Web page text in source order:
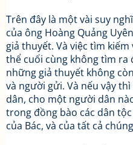
Trên đây là một vài suy
của ông Hoàng Quảng
giả thuyết. Và việc tìm
thể cuối cùng không tìm ra
những giả thuyết không
và người gửi. Và nếu vậy
dân, cho một người dân
trong đồng bào các dân
của Bác, và của tất cả